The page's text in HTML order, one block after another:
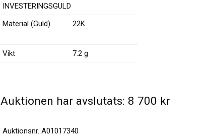
INVESTERINGSGULD
Material (Guld)
22K
Vikt 7.2 g
Auktionen har avslutats: 8 700 kr
Auktionsnr. A01017340